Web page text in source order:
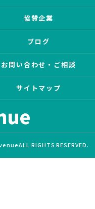
協賛企業
ブログ
お問い合わせ・ご相談
サイトマップ
RIGHTS RESERVED.